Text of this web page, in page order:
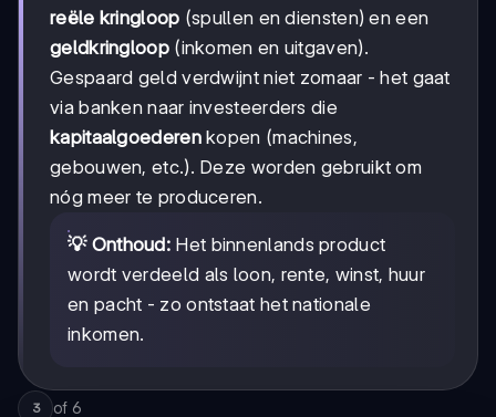
reële kringloop (spullen en diensten) en een
geldkringloop(inkomen en uitgaven).
Gespaard geld verdwijnt niet zomaar - het gaat
via banken naar investeerders die
kapitaalgoederenkopen (machines,
gebouwen, etc.). Deze worden gebruikt om
nóg meer te produceren.
💡 Onthoud: Het binnenlands product
wordt verdeeld als loon, rente, winst, huur
en pacht - zo ontstaat het nationale
inkomen.
3 of 6